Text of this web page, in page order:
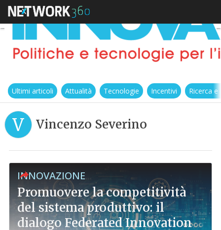
Ultimi articoli Attualità Tecnologie Incentivi Ricerca
V Vincenzo Severino
INNOVAZIONE
Promuovere la competitività
del sistema produttivo: il
dialogo Federated Innovation